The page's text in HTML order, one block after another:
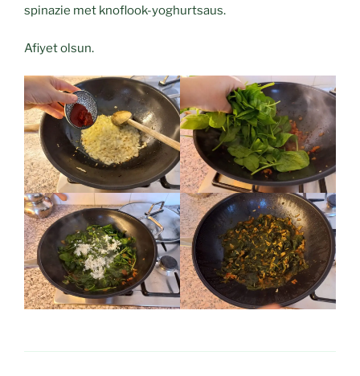
spinazie met knoflook-yoghurtsaus.
Afiyet olsun.